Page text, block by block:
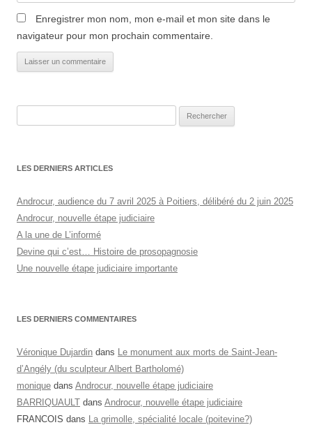
Enregistrer mon nom, mon e-mail et mon site dans le
navigateur pour mon prochain commentaire.
LES DERNIERS ARTICLES
Androcur, audience du 7 avril 2025 à Poitiers, délibéré du 2 juin 2025
Androcur, nouvelle étape judiciaire
A la une de L’informé
Devine qui c’est… Histoire de prosopagnosie
Une nouvelle étape judiciaire importante
LES DERNIERS COMMENTAIRES
Véronique Dujardin dans Le monument aux morts de Saint-Jean-
d’Angély (du sculpteur Albert Bartholomé)
monique dans Androcur, nouvelle étape judiciaire
BARRIQUAULT dans Androcur, nouvelle étape judiciaire
FRANCOIS dans La grimolle, spécialité locale (poitevine?)